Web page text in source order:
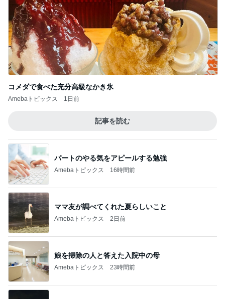
コメダで食べた充分高級なかき氷
Amebaトピックス 1日前
記事を読む
パートのやる気をアピールする勉強
Amebaトピックス 16時間前
ママ友が調べてくれた夏らしいこと
Amebaトピックス 2日前
娘を掃除の人と答えた入院中の母
Amebaトピックス 23時間前